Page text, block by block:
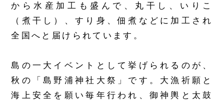
から水産加工も盛んで、丸干し、いりこ
（煮干し）、すり身、佃煮などに加工され
全国へと届けられています。
島の一大イベントとして挙げられるのが、
秋の「島野浦神社大祭」です。大漁祈願と
海上安全を願い毎年行われ、御神輿と太鼓